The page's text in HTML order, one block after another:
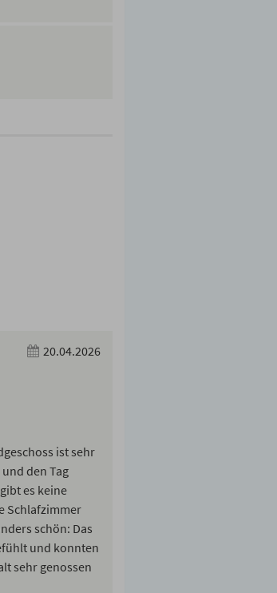
20.04.2026
ist sehr
den Tag
es keine
Schlafzimmer
schön: Das
und konnten
sehr genossen